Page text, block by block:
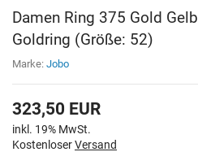
Damen Ring 375 Gold
Goldring (Größe: 52)
Marke: Jobo
323,50 EUR
inkl. 19% MwSt.
KostenloserVersand